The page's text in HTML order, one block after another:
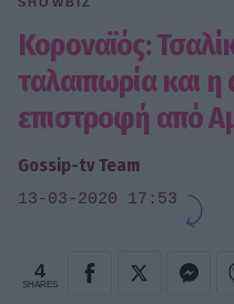
Κοροναϊός:
ταλαιπωρία και
επιστροφή από
Gossip-tv Team
13-03-2020 17:53
4
SHARES